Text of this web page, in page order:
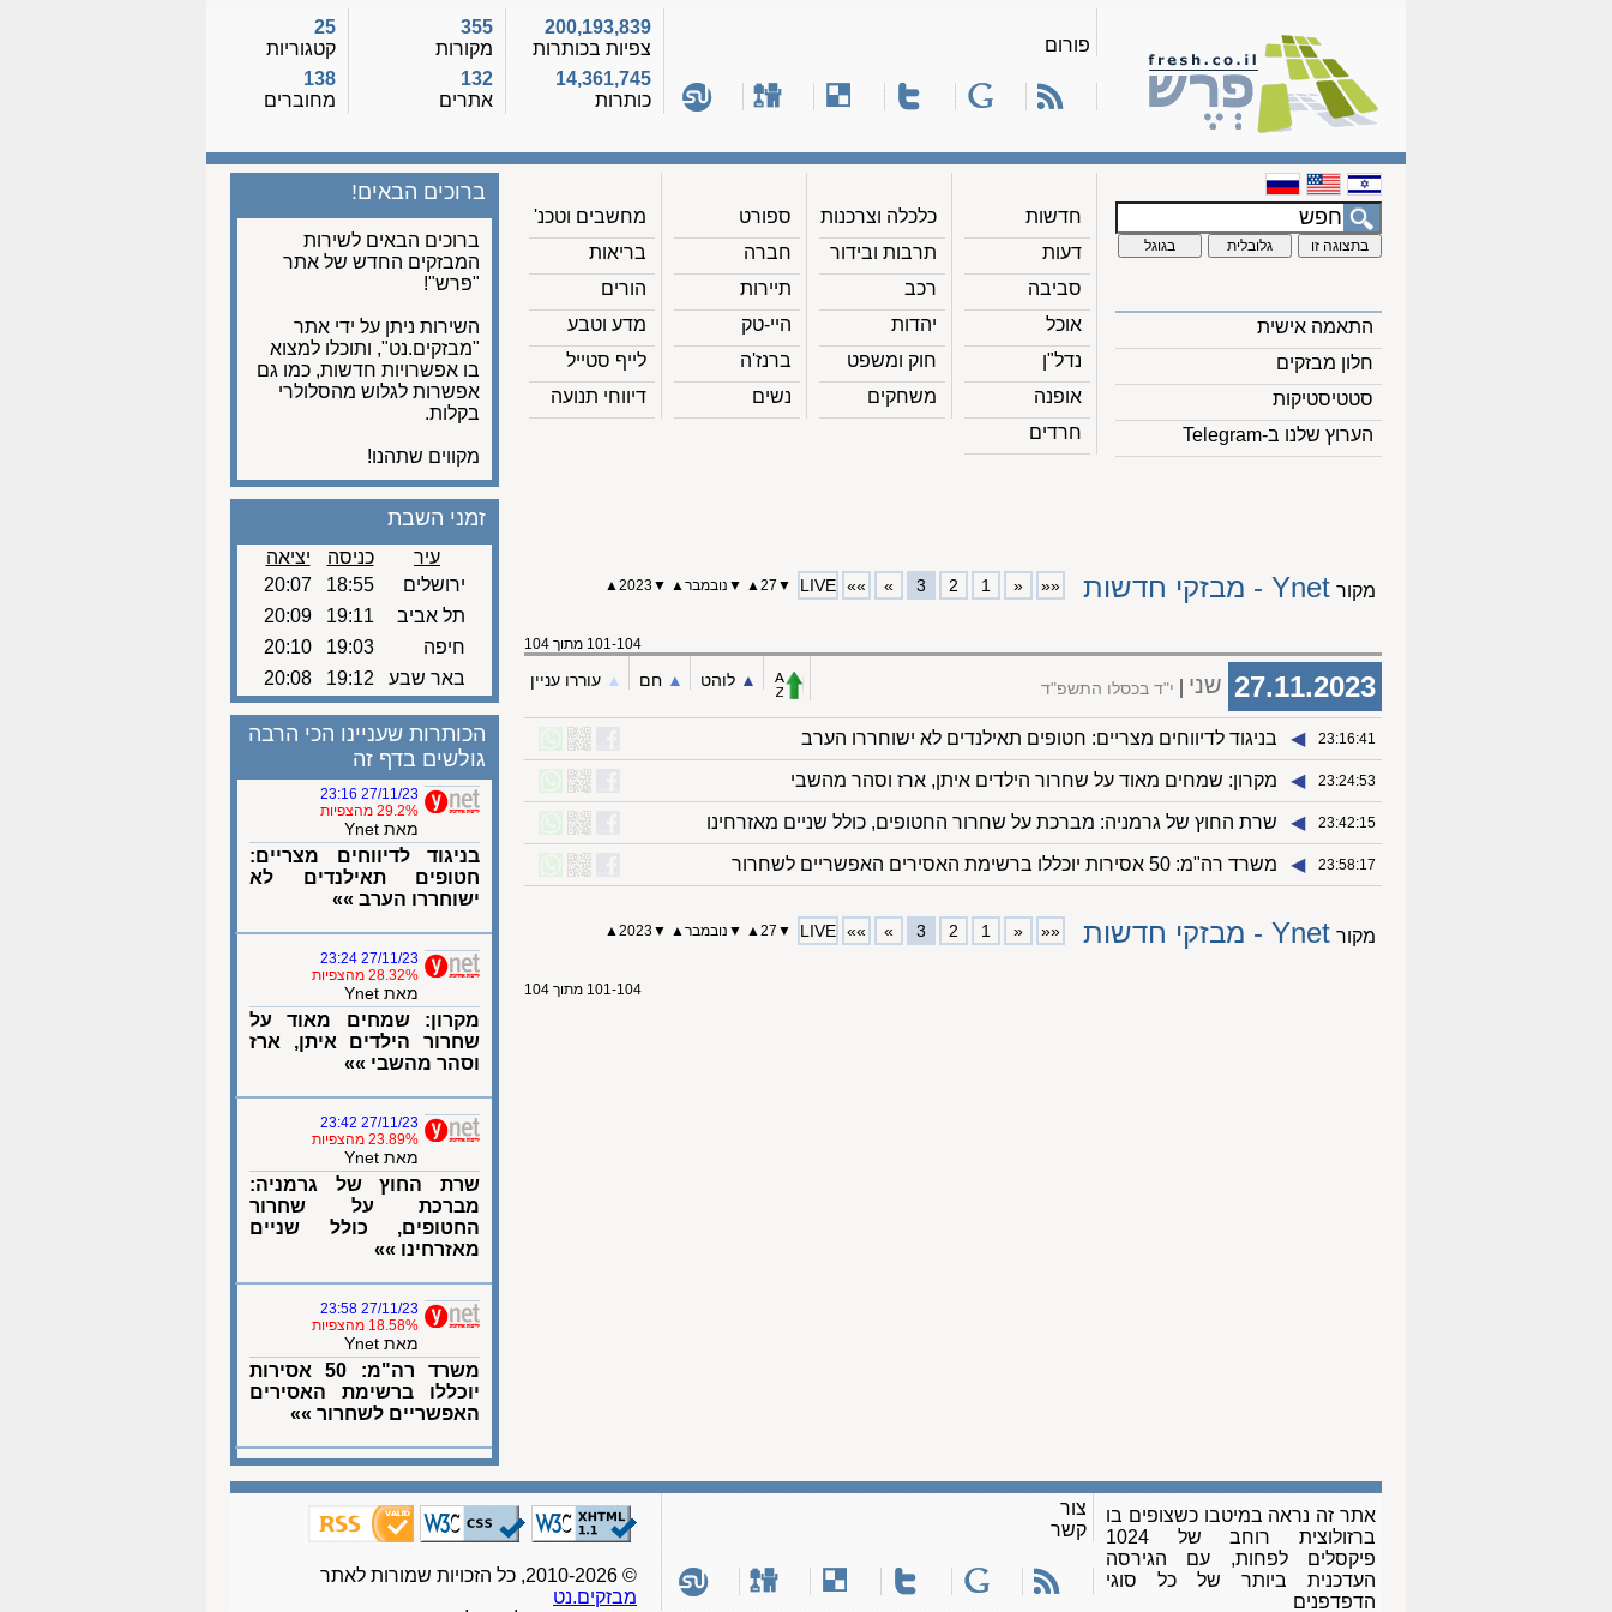
פורום
200,193,839
צפיות בכותרות
14,361,745
כותרות
355
מקורות
132
אתרים
25
קטגוריות
138
מחוברים
התאמה אישית
חלון מבזקים
סטטיסטיקות
הערוץ שלנו ב-Telegram
חדשות
דעות
סביבה
אוכל
נדל"ן
אופנה
חרדים
כלכלה וצרכנות
תרבות ובידור
רכב
יהדות
חוק ומשפט
משחקים
ספורט
חברה
תיירות
היי-טק
ברנז'ה
נשים
מחשבים וטכנ'
בריאות
הורים
מדע וטבע
לייף סטייל
דיווחי תנועה
ברוכים הבאים!
ברוכים הבאים לשירות
המבזקים החדש של אתר
"פרש"!
השירות ניתן על ידי אתר
"מבזקים.נט", ותוכלו למצוא
בו אפשרויות חדשות, כמו גם
אפשרות לגלוש מהסלולרי
בקלות.
מקווים שתהנו!
מקור Ynet - מבזקי חדשות ««
«
1
2
3
»
»»
LIVE
▼
27
▲
▼ נובמבר▲
▼
2023
▲
101-104 מתוך 104
27.11.2023 שני י"ד בכסלו התשפ"ד ▲︎ לוהט ▲︎ חם ▲︎ עוררו עניין
23:16:41
◀︎ בניגוד לדיווחים מצריים: חטופים תאילנדים לא ישוחררו הערב
23:24:53
◀︎ מקרון: שמחים מאוד על שחרור הילדים איתן, ארז וסהר מהשבי
23:42:15
◀︎ שרת החוץ של גרמניה: מברכת על שחרור החטופים, כולל שניים מאזרחינו
23:58:17
◀︎ משרד רה"מ: 50 אסירות יוכללו ברשימת האסירים האפשריים לשחרור
מקור Ynet - מבזקי חדשות ««
«
1
2
3
»
»»
LIVE
▼
27
▲
▼ נובמבר▲
▼
2023
▲
101-104 מתוך 104
זמני השבת
עיר כניסה
יציאה
ירושלים
18:55
20:07
תל אביב
19:11
20:09
חיפה
19:03
20:10
באר שבע
19:12
20:08
הכותרות שעניינו הכי הרבה
גולשים בדף זה
27/11/23 23:16
29.2% מהצפיות
מאת Ynet
בניגוד לדיווחים מצריים:
חטופים תאילנדים לא
ישוחררו הערב »»
27/11/23 23:24
28.32% מהצפיות
מאת Ynet
מקרון: שמחים מאוד על
שחרור הילדים איתן, ארז
וסהר מהשבי »»
27/11/23 23:42
23.89% מהצפיות
מאת Ynet
שרת החוץ של גרמניה:
מברכת על שחרור
החטופים, כולל שניים
מאזרחינו »»
27/11/23 23:58
18.58% מהצפיות
מאת Ynet
משרד רה"מ: 50 אסירות
יוכללו ברשימת האסירים
האפשריים לשחרור »»
אתר זה נראה במיטבו כשצופים בו
ברזולוצית רוחב של 1024
פיקסלים לפחות, עם הגירסה
העדכנית ביותר של כל סוגי
הדפדפנים
צור
קשר
© 2010-2026, כל הזכויות שמורות לאתר
מבזקים.נט